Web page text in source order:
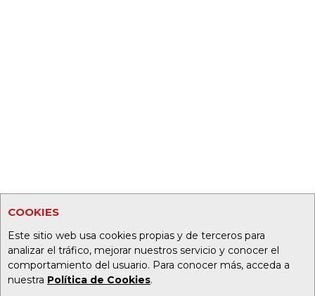
COOKIES
Este sitio web usa cookies propias y de terceros para
analizar el tráfico, mejorar nuestros servicio y conocer el
comportamiento del usuario. Para conocer más, acceda a
nuestra Política de Cookies.